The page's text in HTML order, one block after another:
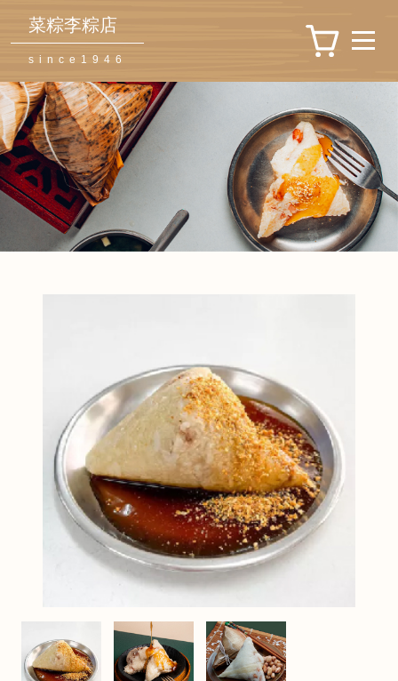
菜粽李粽店
since1946